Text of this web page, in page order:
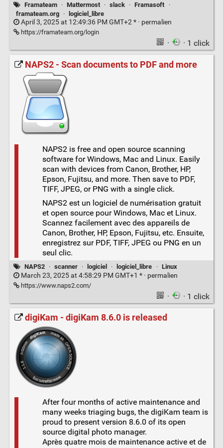
Framateam · Mattermost · slack · Framasoft
·
framateam.org
· logiciel_libre
April 3, 2025 at 12:49:36 PM GMT+2 * · permalien
https://framateam.org/login
· · 1 click
NAPS2 - Scan documents to PDF and more
NAPS2 is free and open source scanning
software for Windows, Mac and Linux. Easily
scan with devices from Canon, Brother, HP,
Epson, Fujitsu, and more. Then save to PDF,
TIFF, JPEG, or PNG with a single click.
NAPS2 est un logiciel de numérisation gratuit
et open source pour Windows, Mac et Linux.
Scannez facilement avec des appareils de
Canon, Brother, HP, Epson, Fujitsu, etc. Ensuite,
enregistrez sur PDF, TIFF, JPEG ou PNG en un
seul clic.
NAPS2 · scanner · logiciel · logiciel_libre · Linux
March 23, 2025 at 4:58:29 PM GMT+1 * · permalien
https://www.naps2.com/
· · 1 click
digiKam - digiKam 8.6.0 is released
After four months of active maintenance and
many weeks triaging bugs, the digiKam team is
proud to present version 8.6.0 of its open
source digital photo manager.
Après quatre mois de maintenance active et de